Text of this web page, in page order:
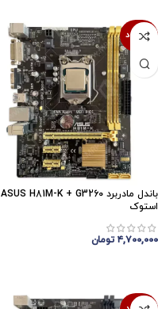
ناموجود
باندل مادربرد ASUS H81M-K + G3260
استوک
۴,۷۰۰,۰۰۰ تومان